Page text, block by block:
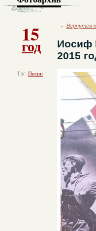
15
год
Тэг: Песни
← Вернутся
Иосиф
2015